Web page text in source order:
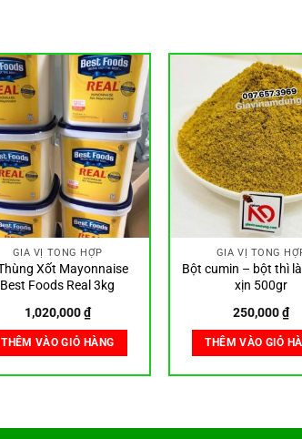
GIA VỊ TỔNG HỢP
Xốt Mayonnaise
Best Foods Real 3kg
1,020,000₫
THÊM VÀO GIỎ HÀNG
GIA VỊ TỔNG
Bột cumin – bột thì
xịn 500gr
250,000₫
THÊM VÀO GIỎ